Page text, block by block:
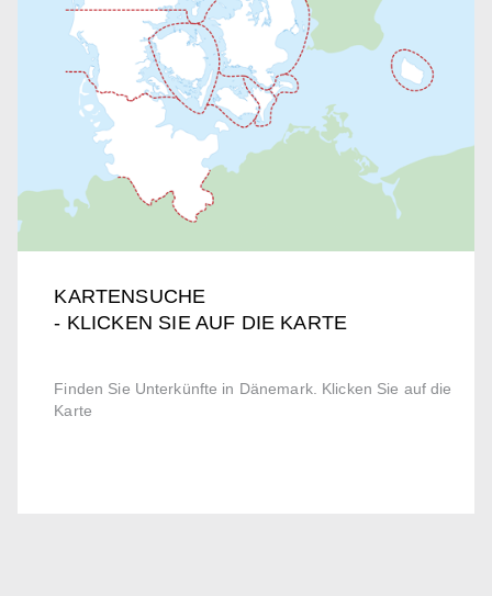
KARTENSUCHE
- KLICKEN SIE AUF DIE KARTE
Finden Sie Unterkünfte in Dänemark. Klicken Sie auf die
Karte